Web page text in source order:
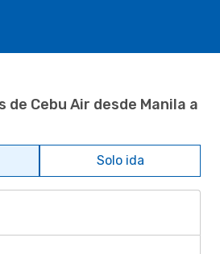
de Cebu Air desde Manila a
Solo ida